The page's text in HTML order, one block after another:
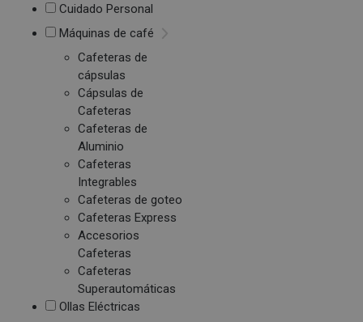
Cuidado Personal
Máquinas de café
Cafeteras de
cápsulas
Cápsulas de
Cafeteras
Cafeteras de
Aluminio
Cafeteras
Integrables
Cafeteras de goteo
Cafeteras Express
Accesorios
Cafeteras
Cafeteras
Superautomáticas
Ollas Eléctricas